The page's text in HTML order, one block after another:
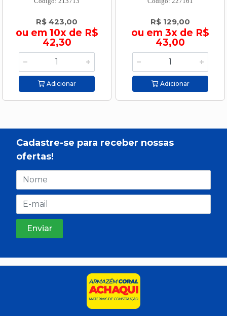
R$ 423,00
ou em 10x de R$
42,30
Adicionar
R$ 129,00
ou em 3x de R$
43,00
Adicionar
Cadastre-se para receber nossas
ofertas!